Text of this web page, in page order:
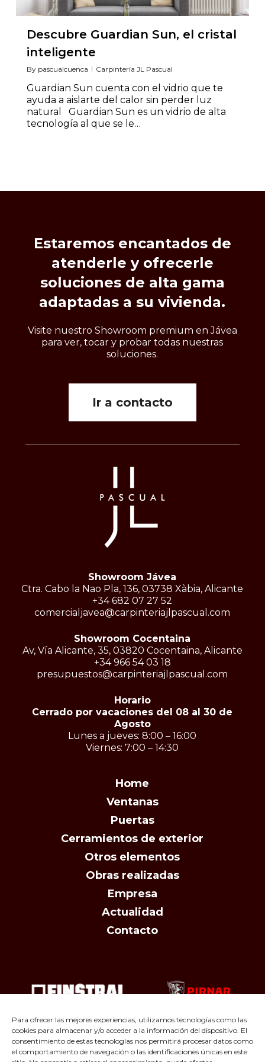
Para ofrecer las mejores experiencias, utilizamos tecnologías como las
cookies para almacenar y/o acceder a la información del dispositivo. El
consentimiento de estas tecnologías nos permitirá procesar datos como
el comportamiento de navegación o las identificaciones únicas en este
Descubre Guardian Sun, el cristal
inteligente
By pascualcuenca Carpintería JL Pascual
Guardian Sun cuenta con el vidrio que te
ayuda a aislarte del calor sin perder luz
natural Guardian Sun es un vidrio de alta
tecnología al que se le…
Estaremos encantados de
atenderle y ofrecerle
soluciones de alta gama
adaptadas a su vivienda.
Visite nuestro Showroom premium en Jávea
para ver, tocar y probar todas nuestras
soluciones.
Ir a contacto
Showroom Jávea
Ctra. Cabo la Nao Pla, 136, 03738 Xàbia, Alicante
+34 682 07 27 52
comercialjavea@carpinteriajlpascual.com
Showroom Cocentaina
Av, Vía Alicante, 35, 03820 Cocentaina, Alicante
+34 966 54 03 18
presupuestos@carpinteriajlpascual.com
Horario
Cerrado por vacaciones del 08 al 30 de
Agosto
Lunes a jueves: 8:00 – 16:00
Viernes: 7:00 – 14:30
Home
Ventanas
Puertas
Cerramientos de exterior
Otros elementos
Obras realizadas
Empresa
Actualidad
Contacto